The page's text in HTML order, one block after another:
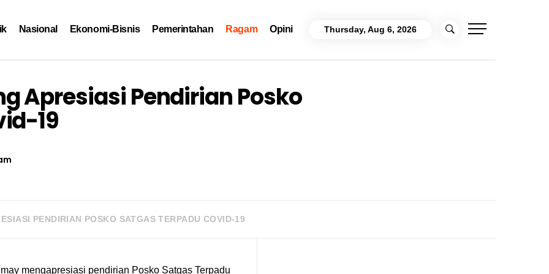
Nasional Ekonomi-Bisnis Pemerintahan Ragam Opini Thursday, Aug 6, 2026
Apresiasi Pendirian Posko
19
PENDIRIAN POSKO SATGAS TERPADU COVID-19
mengapresiasi pendirian Posko Satgas Terpadu